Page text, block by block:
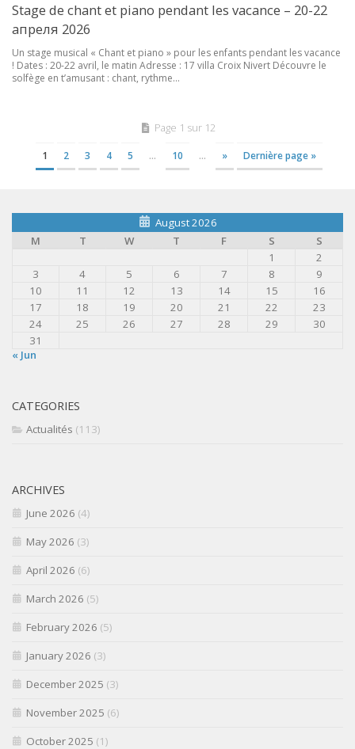
Stage de chant et piano pendant les vacance – 20-22
апреля 2026
Un stage musical « Chant et piano » pour les enfants pendant les vacance
! Dates : 20-22 avril, le matin Adresse : 17 villa Croix Nivert Découvre le
solfège en t’amusant : chant, rythme...
Page 1 sur 12
1 2 3 4 5 … 10 … » Dernière page »
August 2026
M
T W T F S
S
1
2
3
4 5 6 7 8
9
10
11 12 13 14 15
16
17
18 19 20 21 22
23
24
25 26 27 28 29
30
31
« Jun
CATEGORIES
Actualités (113)
ARCHIVES
June 2026 (4)
May 2026 (3)
April 2026 (6)
March 2026 (5)
February 2026 (5)
January 2026 (3)
December 2025 (3)
November 2025 (6)
October 2025 (1)